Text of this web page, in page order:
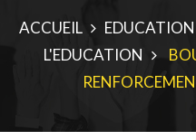
ACCUEIL EDUCATION
L'EDUCATION